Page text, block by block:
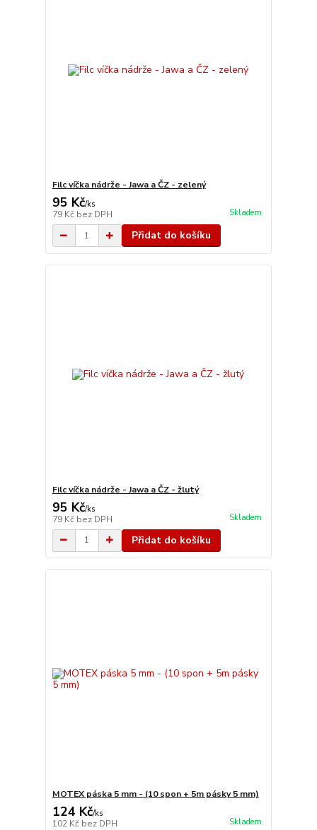
Filc víčka nádrže - Jawa a ČZ - zelený
95 Kč/ks
79 Kč bez DPH Skladem
Přidat do košíku
Filc víčka nádrže - Jawa a ČZ - žlutý
95 Kč/ks
79 Kč bez DPH Skladem
Přidat do košíku
MOTEX páska 5 mm - (10 spon + 5m pásky 5 mm)
124 Kč/ks
102 Kč bez DPH Skladem